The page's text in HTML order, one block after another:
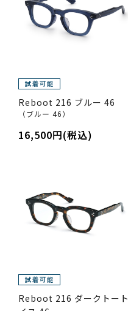
Reboot 216 ブルー 46
（ブルー 46）
16,500円(税込)
Reboot 216 ダークトート